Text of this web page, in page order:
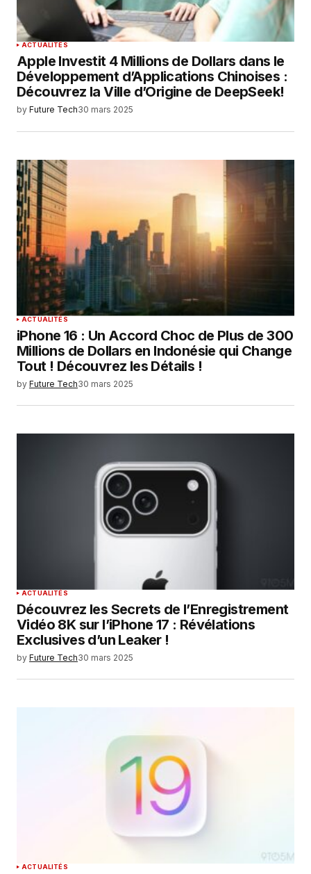
SUBMIT COMMENT
ACTUALITÉS
Apple Investit 4 Millions de Dollars dans le
Développement d’Applications Chinoises :
Découvrez la Ville d’Origine de DeepSeek!
by Future Tech30 mars 2025
ACTUALITÉS
iPhone 16 : Un Accord Choc de Plus de 300
Millions de Dollars en Indonésie qui Change
Tout ! Découvrez les Détails !
by Future Tech30 mars 2025
ACTUALITÉS
Découvrez les Secrets de l’Enregistrement
Vidéo 8K sur l’iPhone 17 : Révélations
Exclusives d’un Leaker !
by Future Tech30 mars 2025
ACTUALITÉS